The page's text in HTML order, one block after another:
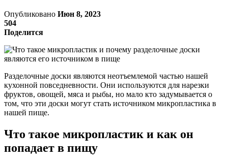
Опубликовано Июн 8, 2023
504
Поделится
Разделочные доски являются неотъемлемой частью нашей
кухонной повседневности. Они используются для нарезки
фруктов, овощей, мяса и рыбы, но мало кто задумывается о
том, что эти доски могут стать источником микропластика в
нашей пище.
Что такое микропластик и как он
попадает в пищу